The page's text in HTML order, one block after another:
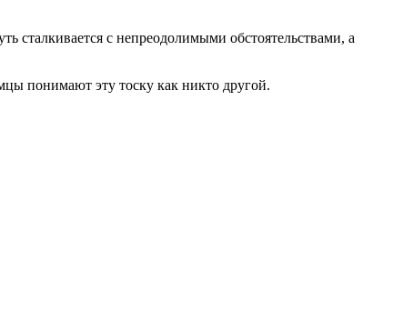
сталкивается с непреодолимыми обстоятельствами, а
понимают эту тоску как никто другой.